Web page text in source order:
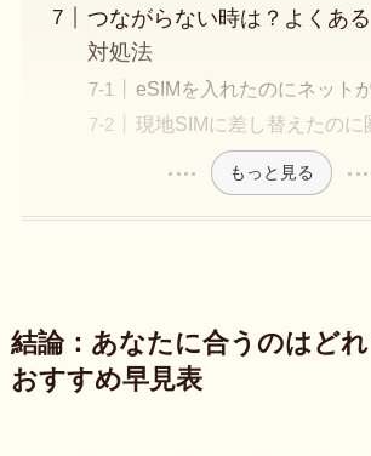
つながらない時は？よくあ
対処法
eSIMを入れたのにネット
現地SIMに差し替えたのに
もっと見る
結論：あなたに合うのはど
おすすめ早見表